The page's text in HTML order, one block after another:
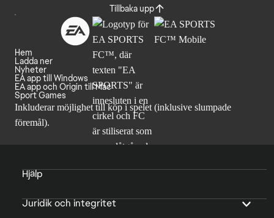
Tillbaka upp
Hem
Ladda ner
Nyheter
EA app till Windows
EA app och Origin till Mac
Sport Games
Inkluderar möjlighet till köp i spelet (inklusive slumpade
föremål).
Hjälp
Juridik och integritet